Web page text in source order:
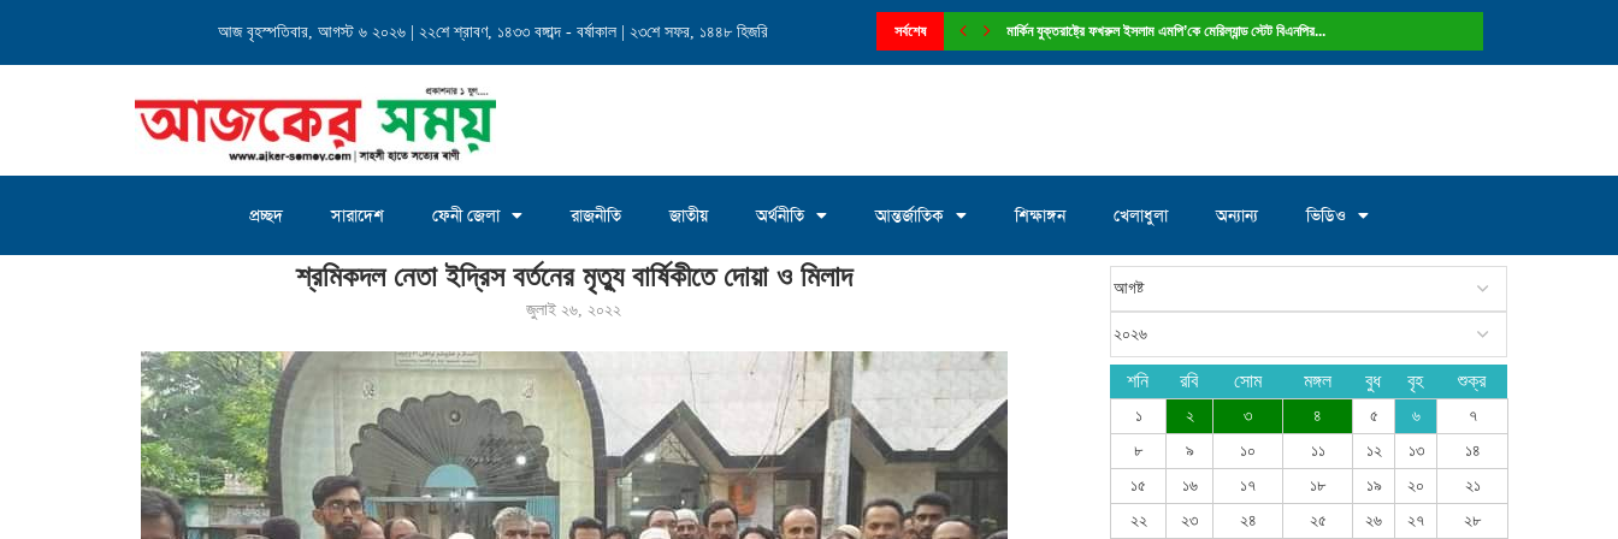
আজ বৃহস্পতিবার, আগস্ট ৬ ২০২৬ | ২২শে শ্রাবণ, ১৪৩৩ বঙ্গাব্দ - বর্ষাকাল | ২৩শে সফর, ১৪৪৮ হিজরি সর্বশেষ
চৌদ্দগ্রাম জগন্নাথদিঘী ইউনিয়নে চেয়ারম্যান পদে আলোচনায় মোঃ সাখাওয়াত... মার্কিন যুক্তরাষ্ট্রে ফখরুল ইসলাম এমপি’কে মেরিল্যান্ড স্টেট বিএনপির...
প্রচ্ছদ সারাদেশ ফেনী জেলা রাজনীতি জাতীয় অর্থনীতি আন্তর্জাতিক শিক্ষাঙ্গন খেলাধুলা অন্যান্য ভিডিও
শ্রমিকদল নেতা ইদ্রিস বর্তনের মৃত্যু বার্ষিকীতে দোয়া ও মিলাদ
শ্রমিকদল নেতা ইদ্রিস বর্তনের মৃত্যু বার্ষিকীতে দোয়া ও মিলাদ
জুলাই ২৬, ২০২২
শনি রবি সোম মঙ্গল বুধ বৃহ শুক্র
১ ২ ৩ ৪ ৫ ৬
৭
৮
৯ ১০ ১১ ১২ ১৩
১৪
১৫
১৬ ১৭ ১৮ ১৯ ২০
২১
২২
২৩ ২৪ ২৫ ২৬ ২৭ ২৮